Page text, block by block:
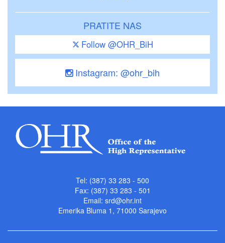
PRATITE NAS
Follow @OHR_BiH
Instagram: @ohr_bih
Tel: (387) 33 283 - 500
Fax: (387) 33 283 - 501
Email: srd@ohr.int
Emerika Bluma 1, 71000 Sarajevo